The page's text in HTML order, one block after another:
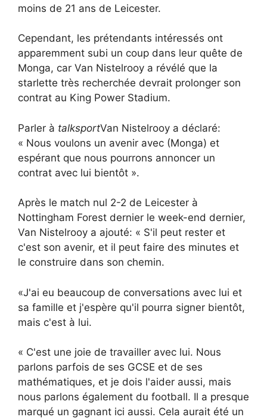
moins de 21 ans de Leicester.
Cependant, les prétendants intéressés ont
apparemment subi un coup dans leur quête de
Monga, car Van Nistelrooy a révélé que la
starlette très recherchée devrait prolonger son
contrat au King Power Stadium.
Parler à talksportVan Nistelrooy a déclaré:
« Nous voulons un avenir avec (Monga) et
espérant que nous pourrons annoncer un
contrat avec lui bientôt ».
Après le match nul 2-2 de Leicester à
Nottingham Forest dernier le week-end dernier,
Van Nistelrooy a ajouté: « S'il peut rester et
c'est son avenir, et il peut faire des minutes et
le construire dans son chemin.
«J'ai eu beaucoup de conversations avec lui et
sa famille et j'espère qu'il pourra signer bientôt,
mais c'est à lui.
« C'est une joie de travailler avec lui. Nous
parlons parfois de ses GCSE et de ses
mathématiques, et je dois l'aider aussi, mais
nous parlons également du football. Il a presque
marqué un gagnant ici aussi. Cela aurait été un